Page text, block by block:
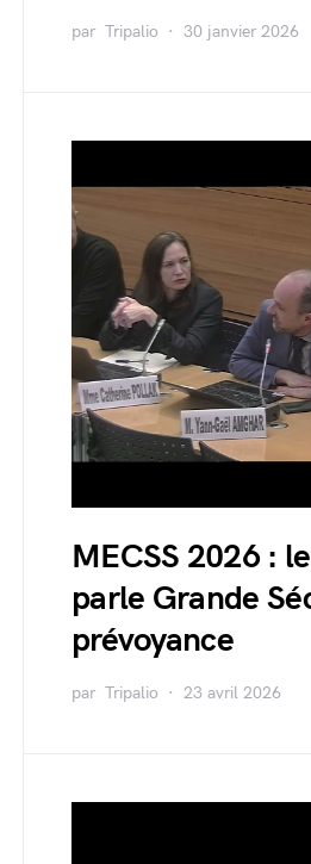
par Tripalio 30 janvier 2026
MECSS 2026 :
parle Grande
prévoyance
par Tripalio 23 avril 2026